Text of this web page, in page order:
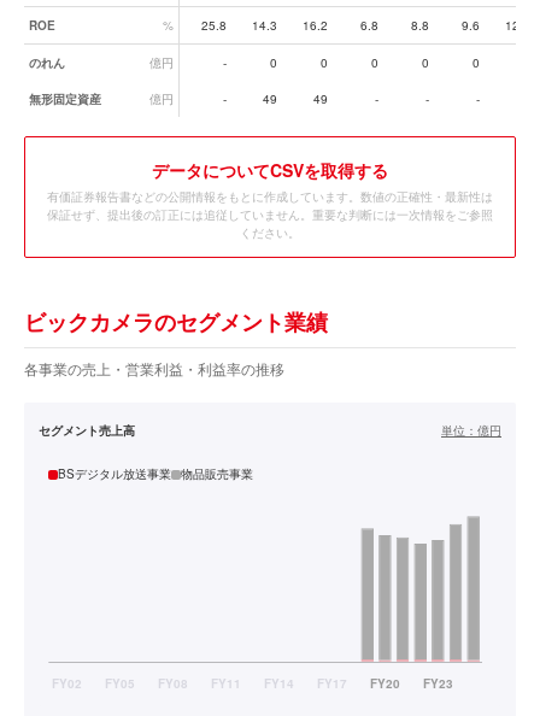
ROE % 25.8 14.3 16.2 6.8 8.8 9.6 12.7
のれん 億円 - 0 0 0 0 0
無形固定資産 億円 - 49 49 - - -
データについてCSVを取得する
有価証券報告書などの公開情報をもとに作成しています。数値の正確性・最新性は
保証せず、提出後の訂正には追従していません。重要な判断には一次情報をご参照
ください。
ビックカメラのセグメント業績
各事業の売上・営業利益・利益率の推移
セグメント売上高 単位： 億円
BSデジタル放送事業 物品販売事業